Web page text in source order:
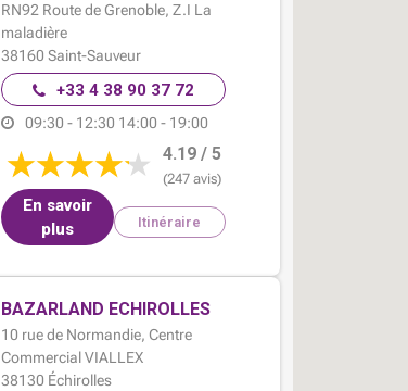
RN92 Route de Grenoble, Z.I La
maladière
38160 Saint-Sauveur
+33 4 38 90 37 72
09:30 - 12:30 14:00 - 19:00
4.19 / 5
(247 avis)
En savoir
plus
Itinéraire
BAZARLAND ECHIROLLES
10 rue de Normandie, Centre
Commercial VIALLEX
38130 Échirolles